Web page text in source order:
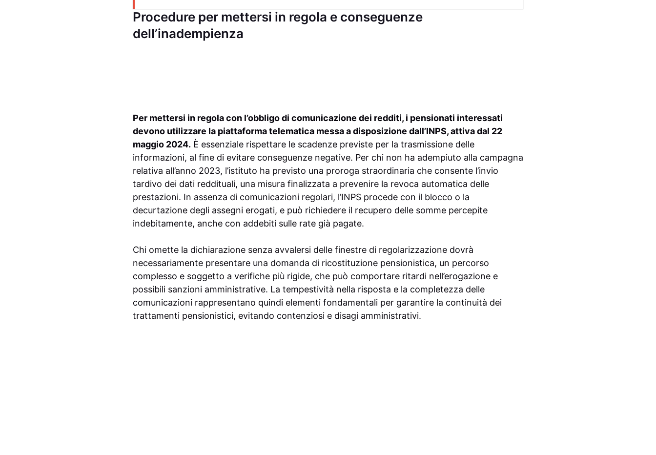
Procedure per mettersi in regola e conseguenze
dell’inadempienza
Per mettersi in regola con l’obbligo di comunicazione dei redditi, i pensionati interessati
devono utilizzare la piattaforma telematica messa a disposizione dall’INPS, attiva dal 22
maggio 2024. È essenziale rispettare le scadenze previste per la trasmissione delle
informazioni, al fine di evitare conseguenze negative. Per chi non ha adempiuto alla campagna
relativa all’anno 2023, l’istituto ha previsto una proroga straordinaria che consente l’invio
tardivo dei dati reddituali, una misura finalizzata a prevenire la revoca automatica delle
prestazioni. In assenza di comunicazioni regolari, l’INPS procede con il blocco o la
decurtazione degli assegni erogati, e può richiedere il recupero delle somme percepite
indebitamente, anche con addebiti sulle rate già pagate.
Chi omette la dichiarazione senza avvalersi delle finestre di regolarizzazione dovrà
necessariamente presentare una domanda di ricostituzione pensionistica, un percorso
complesso e soggetto a verifiche più rigide, che può comportare ritardi nell’erogazione e
possibili sanzioni amministrative. La tempestività nella risposta e la completezza delle
comunicazioni rappresentano quindi elementi fondamentali per garantire la continuità dei
trattamenti pensionistici, evitando contenziosi e disagi amministrativi.